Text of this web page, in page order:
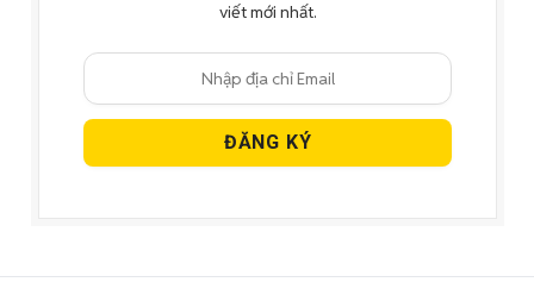
viết mới nhất.